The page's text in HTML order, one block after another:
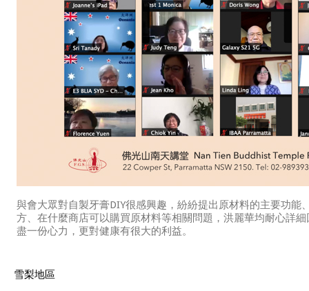
與會大眾對自製牙膏DIY很感興趣，紛紛提出原材料的主要功能
方、在什麼商店可以購買原材料等相關問題，洪麗華均耐心詳
盡一份心力，更對健康有很大的利益。
雪梨地區